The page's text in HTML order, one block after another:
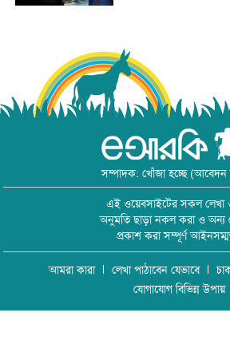
সম্পাদক: খোঁজা হচ্ছে
এই ওয়েবসাইটের সকল লেখা
অনুমতি ছাড়া নকল করা ও অন্য
প্রকাশ করা সম্পূর্ণ
আমরা কারা লেখা পাঠাবেন যেভাবে
যোগাযোগ বিভিন্ন উপায়